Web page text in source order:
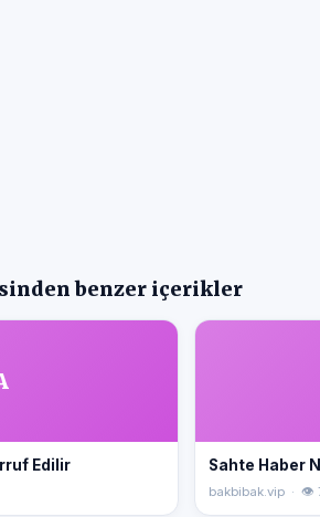
benzer içerikler
Edilir Sahte Haber
bakbibak.vip · 👁